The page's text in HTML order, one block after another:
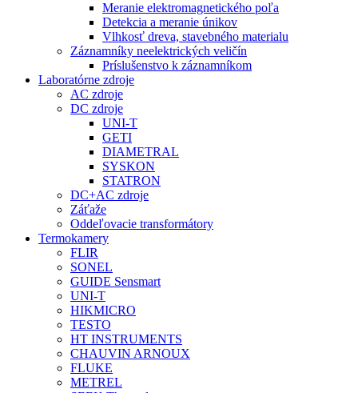
Meranie elektromagnetického poľa
Detekcia a meranie únikov
Vlhkosť dreva, stavebného materialu
Záznamníky neelektrických veličín
Príslušenstvo k záznamníkom
Laboratórne zdroje
AC zdroje
DC zdroje
UNI-T
GETI
DIAMETRAL
SYSKON
STATRON
DC+AC zdroje
Záťaže
Oddeľovacie transformátory
Termokamery
FLIR
SONEL
GUIDE Sensmart
UNI-T
HIKMICRO
TESTO
HT INSTRUMENTS
CHAUVIN ARNOUX
FLUKE
METREL